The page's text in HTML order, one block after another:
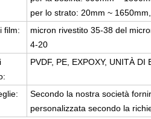
per lo strato: 20mm ~
film:
micron rivestito 35-38 del
4-20
PVDF, PE, EXPOXY, UNITÀ DI
Secondo la nostra società
personalizzata secondo la